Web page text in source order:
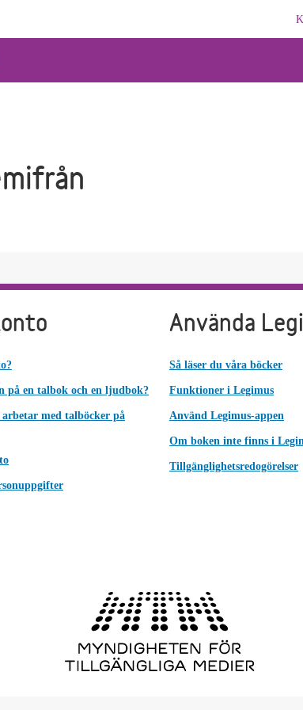
på en talbok och en ljudbok?
med talböcker på
Använda
Så läser du våra böcker
Funktioner i Legimus
Använd Legimus-appen
Om boken inte finns i
Tillgänglighetsredogörelser